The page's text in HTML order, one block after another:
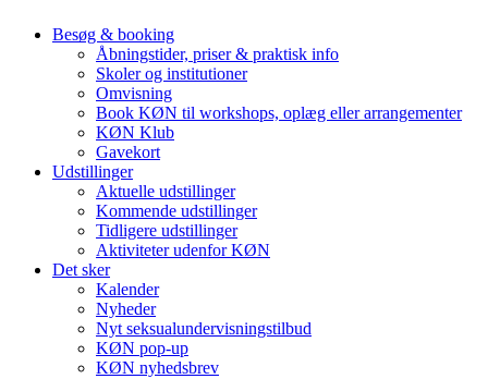
Besøg & booking
Åbningstider, priser & praktisk info
Skoler og institutioner
Omvisning
Book KØN til workshops, oplæg eller arrangementer
KØN Klub
Gavekort
Udstillinger
Aktuelle udstillinger
Kommende udstillinger
Tidligere udstillinger
Aktiviteter udenfor KØN
Det sker
Kalender
Nyheder
Nyt seksualundervisningstilbud
KØN pop-up
KØN nyhedsbrev